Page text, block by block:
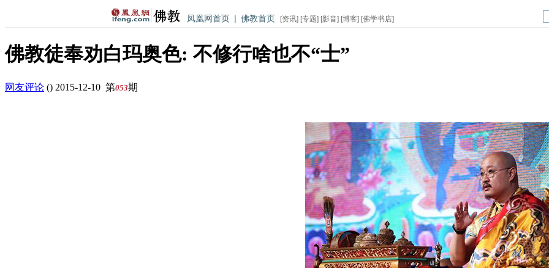
凤凰网首页 | 佛教首页 [资讯] [专题] [影音] [博客] [佛学书店]
佛教徒奉劝白玛奥色: 不修行啥也不“士”
网友评论 () 2015-12-10 第053期